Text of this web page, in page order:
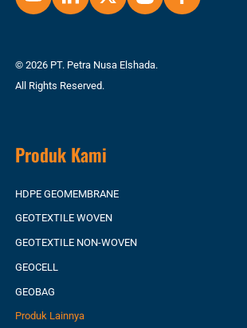
© 2026 PT. Petra Nusa Elshada.
All Rights Reserved.
Produk Kami
HDPE GEOMEMBRANE
GEOTEXTILE WOVEN
GEOTEXTILE NON-WOVEN
GEOCELL
GEOBAG
Produk Lainnya